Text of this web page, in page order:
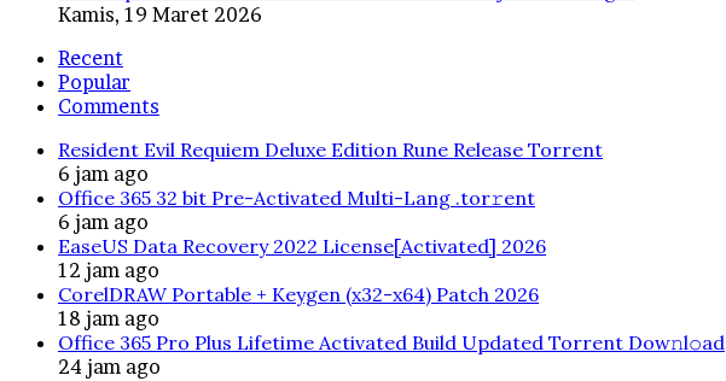
Kamis, 19 Maret 2026
Recent
Popular
Comments
Resident Evil Requiem Deluxe Edition Rune Release Torrent
6 jam ago
Office 365 32 bit Pre-Activated Multi-Lang .tоr𝚛еnt
6 jam ago
EaseUS Data Recovery 2022 License[Activated] 2026
12 jam ago
CorelDRAW Portable + Keygen (x32-x64) Patch 2026
18 jam ago
Office 365 Pro Plus Lifetime Activated Build Updated Torrent Dow𝚗l𝚘аd
24 jam ago